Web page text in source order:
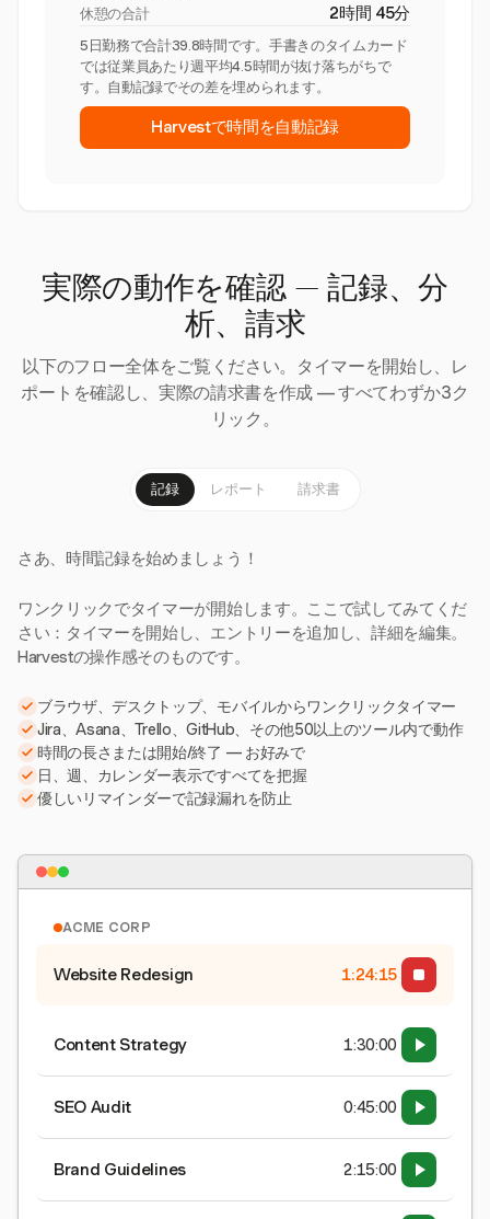
休憩の合計 2時間 45分
5日勤務で合計39.8時間です。手書きのタイムカード
では従業員あたり週平均4.5時間が抜け落ちがちで
す。自動記録でその差を埋められます。
Harvestで時間を自動記録
実際の動作を確認 — 記録、分
析、請求
以下のフロー全体をご覧ください。タイマーを開始し、レ
ポートを確認し、実際の請求書を作成 — すべてわずか3ク
リック。
記録 レポート 請求書
さあ、時間記録を始めましょう！
ワンクリックでタイマーが開始します。ここで試してみてくだ
さい：タイマーを開始し、エントリーを追加し、詳細を編集。
Harvestの操作感そのものです。
ブラウザ、デスクトップ、モバイルからワンクリックタイマー
Jira、Asana、Trello、GitHub、その他50以上のツール内で動作
時間の長さまたは開始/終了 — お好みで
日、週、カレンダー表示ですべてを把握
優しいリマインダーで記録漏れを防止
ACME CORP
Website Redesign 1:24:15
Content Strategy 1:30:00
SEO Audit 0:45:00
Brand Guidelines 2:15:00